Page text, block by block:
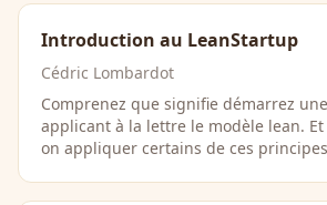
Introduction au LeanStartup
Cédric Lombardot
Comprenez que signifie démarrez
applicant à la lettre le modèle lean.
on appliquer certains de ces